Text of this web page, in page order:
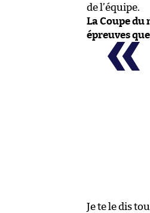
de l’équipe.
La Coupe du
épreuves
Je te le dis